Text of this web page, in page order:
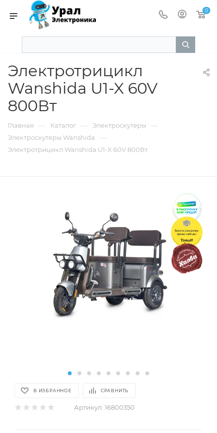
0
Электротрицикл
Wanshida U1-X 60V
800Вт
Главная — Каталог — Электроскутеры —
Электроскутеры Wanshida —
Электротрицикл Wanshida U1-X 60V 800Вт
В ИЗБРАННОЕ СРАВНИТЬ
Артикул: 16800350